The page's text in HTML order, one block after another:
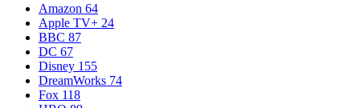
Amazon 64
Apple TV+ 24
BBC 87
DC 67
Disney 155
DreamWorks 74
Fox 118